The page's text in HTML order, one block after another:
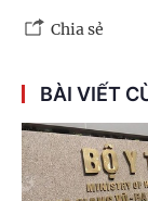
Chia sẻ
BÀI VIẾT